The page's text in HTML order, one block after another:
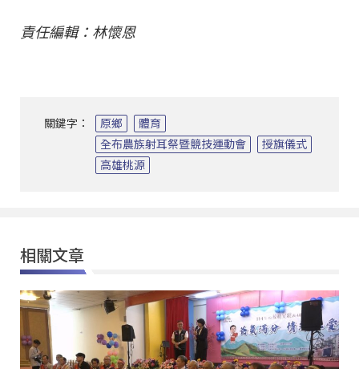
責任編輯：林懷恩
關鍵字： 原鄉
體育
全布農族射耳祭暨競技運動會
授旗儀式
高雄桃源
相關文章